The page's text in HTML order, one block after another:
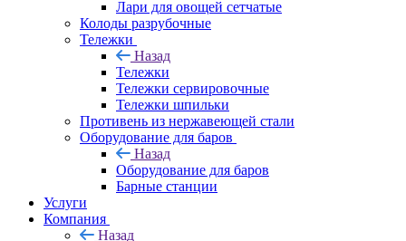
Лари для овощей сетчатые
Колоды разрубочные
Тележки
Назад
Тележки
Тележки сервировочные
Тележки шпильки
Противень из нержавеющей стали
Оборудование для баров
Назад
Оборудование для баров
Барные станции
Услуги
Компания
Назад